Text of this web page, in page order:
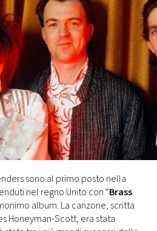
sono al primo posto nella
nel regno Unito con “Brass
album. La canzone, scritta
Honeyman-Scott, era stata